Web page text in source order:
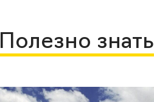
Полезно знать